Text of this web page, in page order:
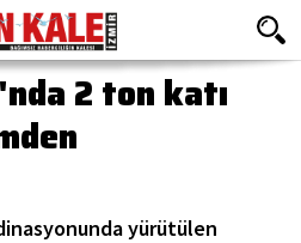
2 ton katı
yürütülen